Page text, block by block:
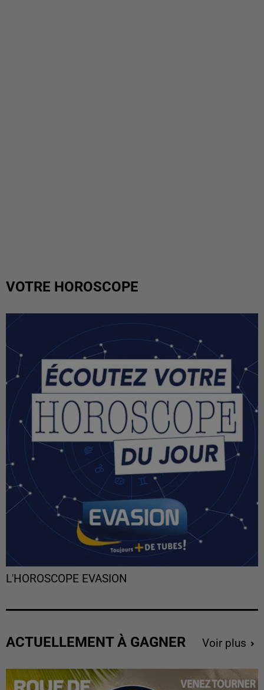
VOTRE HOROSCOPE
L'HOROSCOPE EVASION
ACTUELLEMENT À GAGNER Voir plus